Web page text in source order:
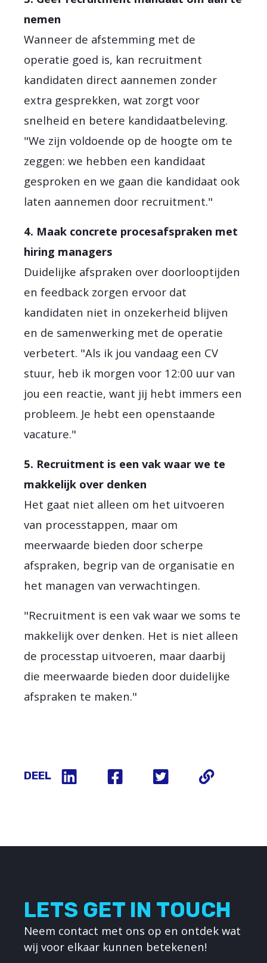
nemen
Wanneer de afstemming met de
operatie goed is, kan recruitment
kandidaten direct aannemen zonder
extra gesprekken, wat zorgt voor
snelheid en betere kandidaatbeleving.
"We zijn voldoende op de hoogte om te
zeggen: we hebben een kandidaat
gesproken en we gaan die kandidaat ook
laten aannemen door recruitment."
4. Maak concrete procesafspraken met
hiring managers
Duidelijke afspraken over doorlooptijden
en feedback zorgen ervoor dat
kandidaten niet in onzekerheid blijven
en de samenwerking met de operatie
verbetert. "Als ik jou vandaag een CV
stuur, heb ik morgen voor 12:00 uur van
jou een reactie, want jij hebt immers een
probleem. Je hebt een openstaande
vacature."
5. Recruitment is een vak waar we te
makkelijk over denken
Het gaat niet alleen om het uitvoeren
van processtappen, maar om
meerwaarde bieden door scherpe
afspraken, begrip van de organisatie en
het managen van verwachtingen.
"Recruitment is een vak waar we soms te
makkelijk over denken. Het is niet alleen
de processtap uitvoeren, maar daarbij
die meerwaarde bieden door duidelijke
afspraken te maken."
DEEL
LETS GET IN TOUCH
Neem contact met ons op en ontdek wat
wij voor elkaar kunnen betekenen!